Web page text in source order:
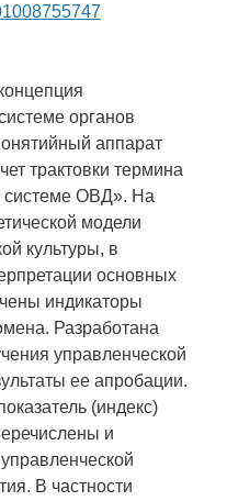
органов
аппарат
трактовки термина
системе ОВД». На
модели
культуры, в
основных
индикаторы
Разработана
управленческой
ее апробации.
(индекс)
и
В частности